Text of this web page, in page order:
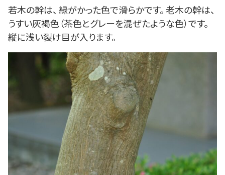
若木の幹は、 緑がかった色で滑らかです。 老木の幹は、
うすい灰褐色（茶色とグレーを混ぜたような色）です。
縦に浅い裂け目が入ります。